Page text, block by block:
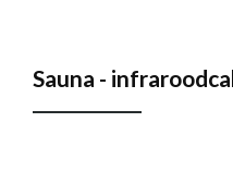
Sauna -